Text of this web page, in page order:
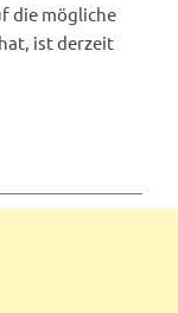
die mögliche
ist derzeit